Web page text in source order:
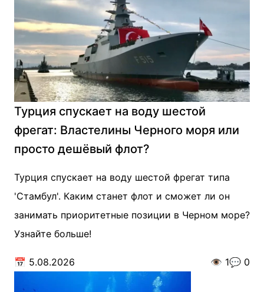
Турция спускает на воду шестой
фрегат: Властелины Черного моря или
просто дешёвый флот?
Турция спускает на воду шестой фрегат типа
'Стамбул'. Каким станет флот и сможет ли он
занимать приоритетные позиции в Черном море?
Узнайте больше!
📅 5.08.2026 👁️ 1💬 0